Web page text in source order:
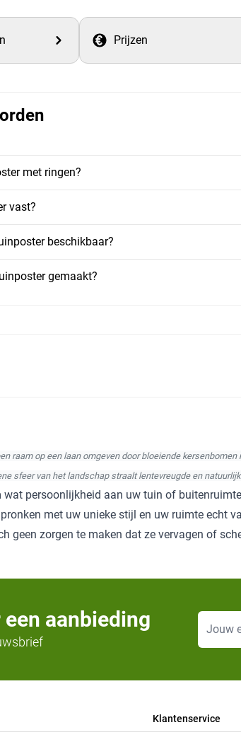
Prijzen
met ringen?
vast?
beschikbaar?
gemaakt?
raam op een laan omgeven door bloeiende
sfeer van het landschap straalt lentevreugde en
wat persoonlijkheid aan uw tuin of
met uw unieke stijl en uw ruimte echt
geen zorgen te maken dat ze vervagen of
aanbieding E-
Klantenservice